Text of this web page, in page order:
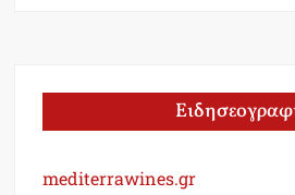
mediterrawines.gr